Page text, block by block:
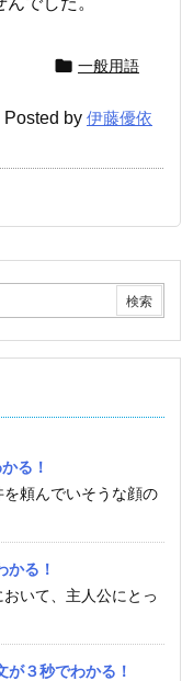
 一般用語
Posted by 伊藤優依
る！
を頼んでいそうな顔の
かる！
いて、主人公にとっ
が３秒でわかる！